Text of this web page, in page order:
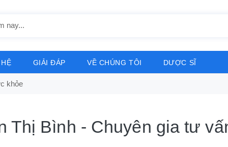
GIẢI ĐÁP VỀ CHÚNG TÔI DƯỢC SĨ
khỏe
Thị Bình - Chuyên gia tư